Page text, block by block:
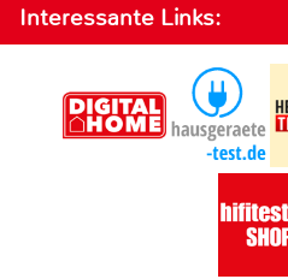
Interessante Links: